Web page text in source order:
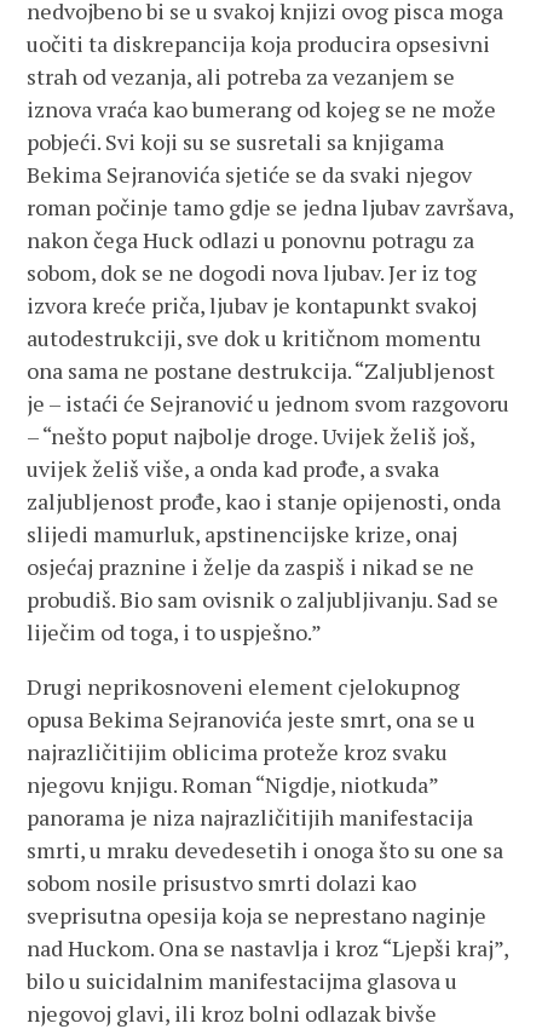
nedvojbeno bi se u svakoj knjizi ovog pisca moga
uočiti ta diskrepancija koja producira opsesivni
strah od vezanja, ali potreba za vezanjem se
iznova vraća kao bumerang od kojeg se ne može
pobjeći. Svi koji su se susretali sa knjigama
Bekima Sejranovića sjetiće se da svaki njegov
roman počinje tamo gdje se jedna ljubav završava,
nakon čega Huck odlazi u ponovnu potragu za
sobom, dok se ne dogodi nova ljubav. Jer iz tog
izvora kreće priča, ljubav je kontapunkt svakoj
autodestrukciji, sve dok u kritičnom momentu
ona sama ne postane destrukcija. “Zaljubljenost
je – istaći će Sejranović u jednom svom razgovoru
– “nešto poput najbolje droge. Uvijek želiš još,
uvijek želiš više, a onda kad prođe, a svaka
zaljubljenost prođe, kao i stanje opijenosti, onda
slijedi mamurluk, apstinencijske krize, onaj
osjećaj praznine i želje da zaspiš i nikad se ne
probudiš. Bio sam ovisnik o zaljubljivanju. Sad se
liječim od toga, i to uspješno.”
Drugi neprikosnoveni element cjelokupnog
opusa Bekima Sejranovića jeste smrt, ona se u
najrazličitijim oblicima proteže kroz svaku
njegovu knjigu. Roman “Nigdje, niotkuda”
panorama je niza najrazličitijih manifestacija
smrti, u mraku devedesetih i onoga što su one sa
sobom nosile prisustvo smrti dolazi kao
sveprisutna opesija koja se neprestano naginje
nad Huckom. Ona se nastavlja i kroz “Ljepši kraj”,
bilo u suicidalnim manifestacijma glasova u
njegovoj glavi, ili kroz bolni odlazak bivše